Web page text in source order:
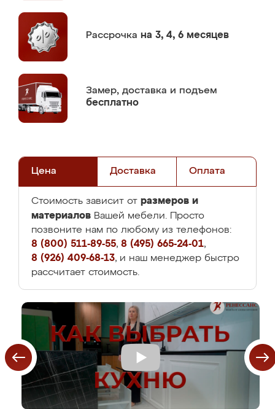
Рассрочка на 3, 4, 6 месяцев
Замер, доставка и подъем
бесплатно
Цена Доставка Оплата
Стоимость зависит от размеров и
материалов Вашей мебели. Просто
позвоните нам по любому из телефонов:
8 (800) 511-89-55, 8 (495) 665-24-01,
8 (926) 409-68-13, и наш менеджер быстро
рассчитает стоимость.